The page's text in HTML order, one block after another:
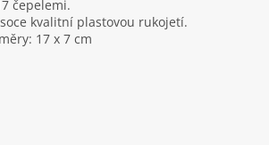
čepelemi.
kvalitní plastovou rukojetí.
17 x 7 cm